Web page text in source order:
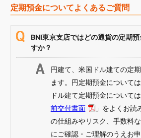
定期預金についてよくあるご質問
BNI東京支店ではどの通貨の定期
すか？
円建て、米国ドル建ての定
ます。円定期預金について
ドル建て定期預金について
前交付書面
」をよくお読
の仕組みやリスク、手数料
にご確認・ご理解のうえお